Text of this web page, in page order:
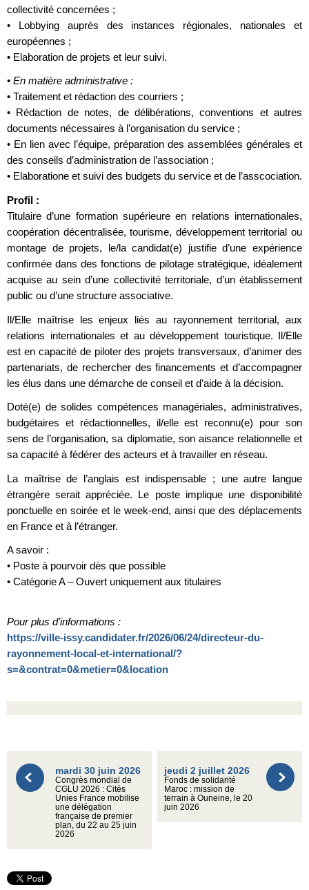
collectivité concernées ;
• Lobbying auprès des instances régionales, nationales et
européennes ;
• Elaboration de projets et leur suivi.
• En matière administrative :
• Traitement et rédaction des courriers ;
• Rédaction de notes, de délibérations, conventions et autres
documents nécessaires à l’organisation du service ;
• En lien avec l’équipe, préparation des assemblées générales et
des conseils d’administration de l’association ;
• Elaboratione et suivi des budgets du service et de l’asscociation.
Profil :
Titulaire d’une formation supérieure en relations internationales,
coopération décentralisée, tourisme, développement territorial ou
montage de projets, le/la candidat(e) justifie d’une expérience
confirmée dans des fonctions de pilotage stratégique, idéalement
acquise au sein d’une collectivité territoriale, d’un établissement
public ou d’une structure associative.
Il/Elle maîtrise les enjeux liés au rayonnement territorial, aux
relations internationales et au développement touristique. Il/Elle
est en capacité de piloter des projets transversaux, d’animer des
partenariats, de rechercher des financements et d’accompagner
les élus dans une démarche de conseil et d’aide à la décision.
Doté(e) de solides compétences managériales, administratives,
budgétaires et rédactionnelles, il/elle est reconnu(e) pour son
sens de l’organisation, sa diplomatie, son aisance relationnelle et
sa capacité à fédérer des acteurs et à travailler en réseau.
La maîtrise de l’anglais est indispensable ; une autre langue
étrangère serait appréciée. Le poste implique une disponibilité
ponctuelle en soirée et le week-end, ainsi que des déplacements
en France et à l’étranger.
A savoir :
• Poste à pourvoir dès que possible
• Catégorie A – Ouvert uniquement aux titulaires
Pour plus d’informations :
https://ville-issy.candidater.fr/2026/06/24/directeur-du-
rayonnement-local-et-international/?
s=&contrat=0&metier=0&location
mardi 30 juin 2026
Congrès mondial de
CGLU 2026 : Cités
Unies France mobilise
une délégation
française de premier
plan, du 22 au 25 juin
2026
jeudi 2 juillet 2026
Fonds de solidarité
Maroc : mission de
terrain à Ouneine, le 20
juin 2026